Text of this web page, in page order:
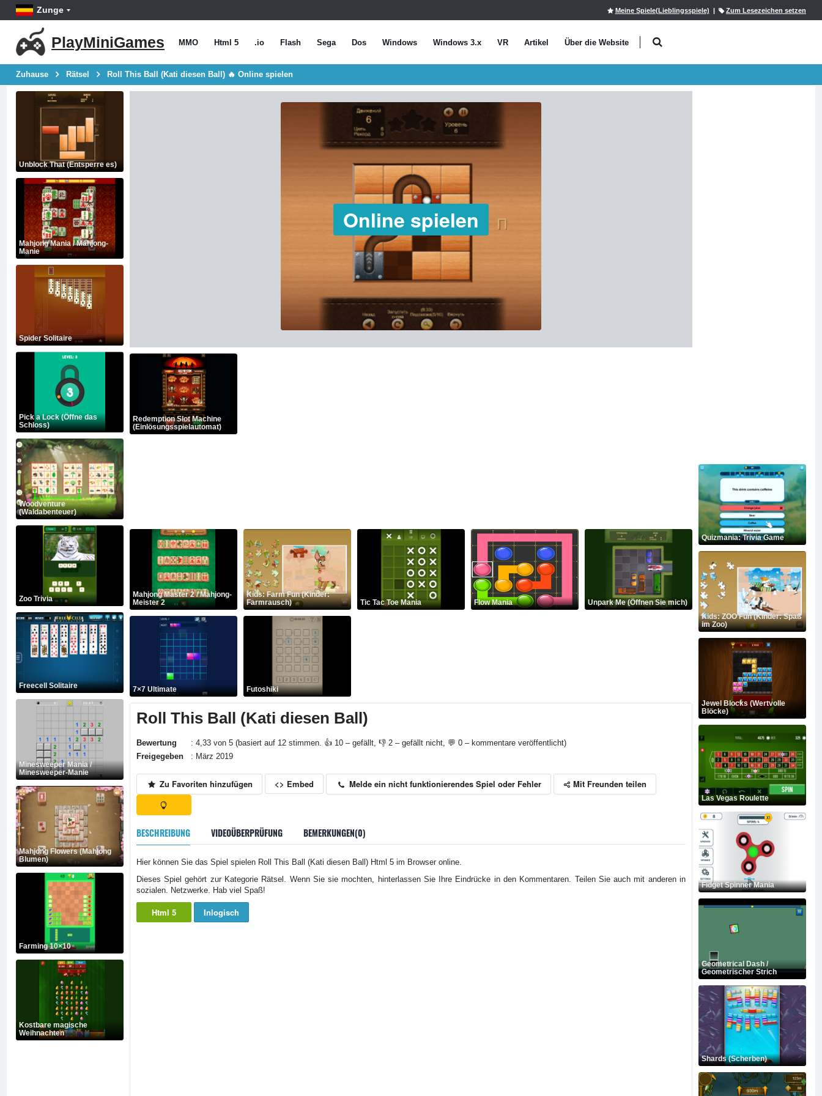
Zunge Meine Spiele(Lieblingsspiele) | Zum Lesezeichen setzen
PlayMiniGames MMO Html 5 .io Flash Sega Dos Windows Windows 3.x VR Artikel Über die Website
Zuhause Rätsel Roll This Ball (Kati diesen Ball) 🔥 Online spielen
Unblock That (Entsperre es)
Mahjong Mania / Mahjong-
Manie
Spider Solitaire
Pick a Lock (Öffne das
Schloss)
Woodventure
(Waldabenteuer)
Zoo Trivia
Freecell Solitaire
Minesweeper Mania /
Minesweeper-Manie
Mahjong Flowers (Mahjong
Blumen)
Farming 10×10
Kostbare magische
Weihnachten
Online spielen
Redemption Slot Machine
(Einlösungsspielautomat)
Mahjong Master 2 / Mahjong-
Meister 2
Kids: Farm Fun (Kinder:
Farmrausch)
Tic Tac Toe Mania Flow Mania Unpark Me (Öffnen Sie mich)
7×7 Ultimate Futoshiki
Roll This Ball (Kati diesen Ball)
Bewertung
: 4,33 von 5 (basiert auf 12 stimmen. 👍 10 – gefällt, 👎 2 – gefällt nicht, 💬 0 – kommentare veröffentlicht)
Freigegeben
: März 2019
Zu Favoriten hinzufügen <> Embed Melde ein nicht funktionierendes Spiel oder Fehler Mit Freunden teilen
BESCHREIBUNG VIDEOÜBERPRÜFUNG BEMERKUNGEN(0)
Hier können Sie das Spiel spielen Roll This Ball (Kati diesen Ball) Html 5 im Browser online.
Dieses Spiel gehört zur Kategorie Rätsel. Wenn Sie sie mochten, hinterlassen Sie Ihre Eindrücke in den Kommentaren. Teilen Sie auch mit anderen in
sozialen. Netzwerke. Hab viel Spaß!
Html 5 Inlogisch
Quizmania: Trivia Game
Kids: ZOO Fun (Kinder: Spaß
im Zoo)
Jewel Blocks (Wertvolle
Blöcke)
Las Vegas Roulette
Fidget Spinner Mania
Geometrical Dash /
Geometrischer Strich
Shards (Scherben)